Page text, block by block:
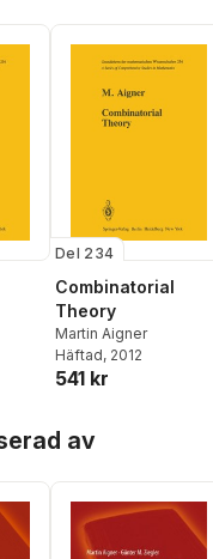
Del 234
Combinatorial
Theory
Martin Aigner
Häftad, 2012
541 kr
av